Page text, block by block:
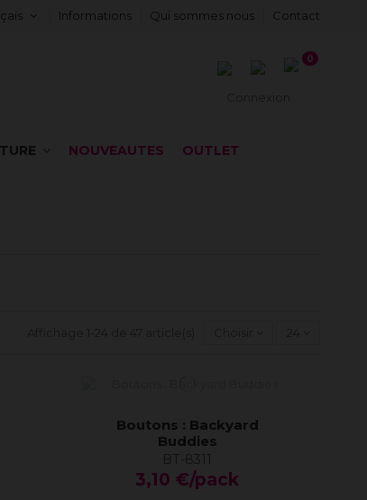
Informations Qui sommes nous Contact
0
NOUVEAUTES OUTLET
Boutons : Backyard
Buddies
BT-8311
3,10 €/pack